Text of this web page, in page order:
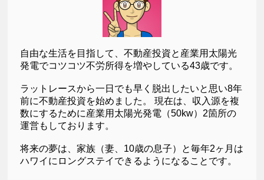
自由な生活を目指して、不動産投資と産業用太陽光
発電でコツコツ不労所得を増やしている43歳です。
ラットレースから一日でも早く脱出したいと思い8年
前に不動産投資を始めました。 現在は、収入源を複
数にするために産業用太陽光発電（50kw）2箇所の
運営もしております。
将来の夢は、家族（妻、10歳の息子）と毎年2ヶ月は
ハワイにロングステイできるようになることです。